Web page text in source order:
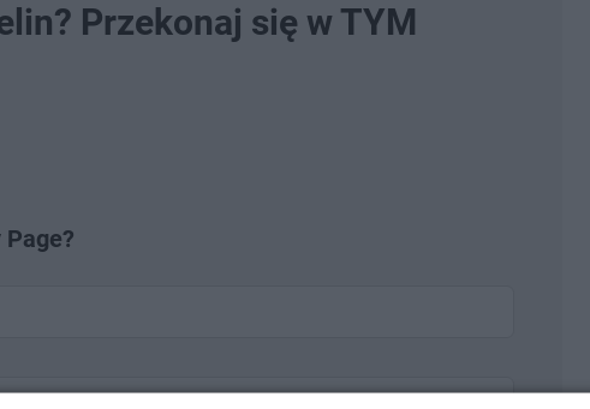
Przekonaj się w TYM